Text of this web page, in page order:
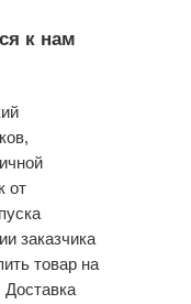
к нам
от
заказчика
товар на